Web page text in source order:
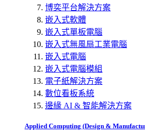
博奕平台解決方案
嵌入式軟體
嵌入式單板電腦
嵌入式無風扇工業電腦
嵌入式電腦
嵌入式電腦模組
電子紙解決方案
數位看板系統
邊緣 AI & 智能解決方案
Applied Computing (Design &